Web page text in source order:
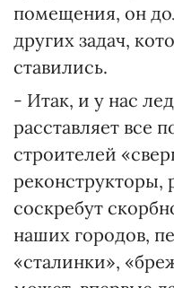
помещения, он
других задач,
ставились.
- Итак, и у нас
расставляет все
строителей
реконструкторы,
соскребут
наших городов,
«сталинки»,